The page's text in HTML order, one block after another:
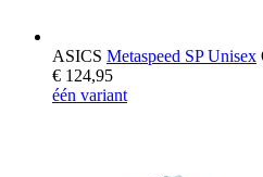
ASICS Metaspeed SP Unisex
€ 124,95
één variant